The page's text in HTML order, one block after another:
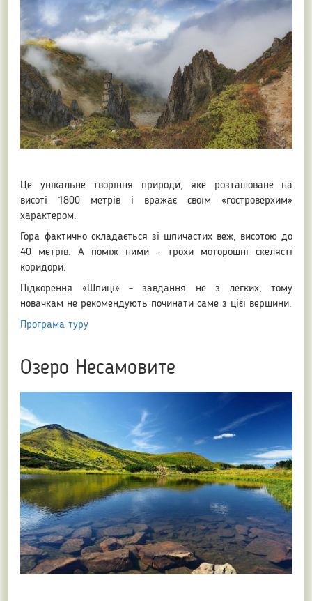
Це унікальне творіння природи, яке розташоване на
висоті 1800 метрів і вражає своїм «гостроверхим»
характером.
Гора фактично складається зі шпичастих веж, висотою до
40 метрів. А поміж ними – трохи моторошні скелясті
коридори.
Підкорення «Шпиці» - завдання не з легких, тому
новачкам не рекомендують починати саме з цієї вершини.
Програма туру
Озеро Несамовите